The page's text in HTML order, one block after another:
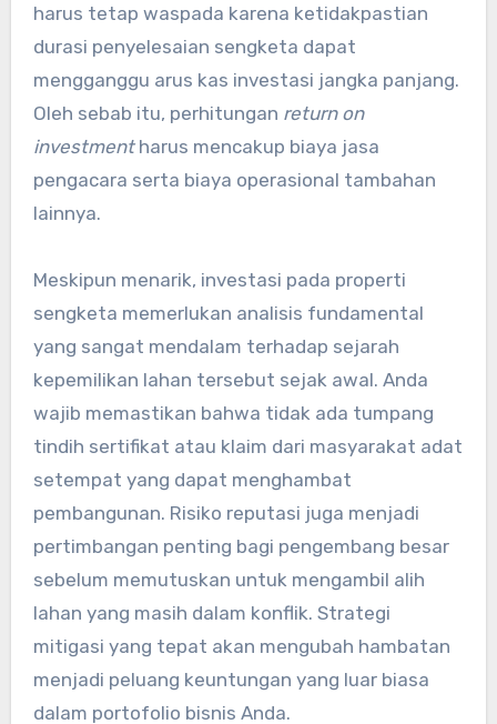
harus tetap waspada karena ketidakpastian
durasi penyelesaian sengketa dapat
mengganggu arus kas investasi jangka panjang.
Oleh sebab itu, perhitungan return on
investmentharus mencakup biaya jasa
pengacara serta biaya operasional tambahan
lainnya.
Meskipun menarik, investasi pada properti
sengketa memerlukan analisis fundamental
yang sangat mendalam terhadap sejarah
kepemilikan lahan tersebut sejak awal. Anda
wajib memastikan bahwa tidak ada tumpang
tindih sertifikat atau klaim dari masyarakat adat
setempat yang dapat menghambat
pembangunan. Risiko reputasi juga menjadi
pertimbangan penting bagi pengembang besar
sebelum memutuskan untuk mengambil alih
lahan yang masih dalam konflik. Strategi
mitigasi yang tepat akan mengubah hambatan
menjadi peluang keuntungan yang luar biasa
dalam portofolio bisnis Anda.